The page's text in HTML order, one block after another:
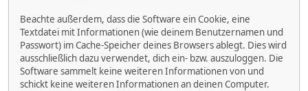
Beachte außerdem, dass die Software ein Cookie, eine
Textdatei mit Informationen (wie deinem Benutzernamen und
Passwort) im Cache-Speicher deines Browsers ablegt. Dies wird
ausschließlich dazu verwendet, dich ein- bzw. auszuloggen. Die
Software sammelt keine weiteren Informationen von und
schickt keine weiteren Informationen an deinen Computer.